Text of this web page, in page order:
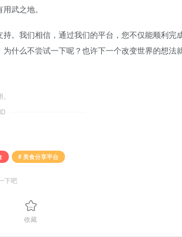
武之地。
。我们相信，通过我们的平台，您不仅能顺利完
什么不尝试一下呢？也许下一个改变世界的想法
# 美食分享平台
下吧
收藏